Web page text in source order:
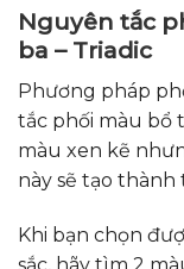
Nguyên tắc
ba – Triadic
Phương pháp
tắc phối màu bổ
màu xen kẽ
này sẽ tạo thành
Khi bạn chọn
sắc, hãy tìm 2